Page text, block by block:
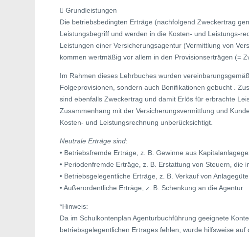
 Grundleistungen
Die betriebsbedingten Erträge (nachfolgend Zweckertrag
Leistungsbegriff und werden in die Kosten- und Leistungs-
Leistungen einer Versicherungsagentur (Vermittlung von
kommen wertmäßig vor allem in den Provisionserträgen (=
Im Rahmen dieses Lehrbuches wurden
Folgeprovisionen, sondern auch Bonifikationen gebucht .
sind ebenfalls Zweckertrag und damit Erlös für erbrachte
Zusammenhang mit der Versicherungsvermittlung und
Kosten- und Leistungsrechnung unberücksichtigt.
Neutrale Erträge sind:
• Betriebsfremde Erträge, z. B. Gewinne aus
• Periodenfremde Erträge, z. B. Erstattung von Steuern, die
• Betriebsgelegentliche Erträge, z. B. Verkauf von
• Außerordentliche Erträge, z. B. Schenkung an die Agentur
*Hinweis:
Da im Schulkontenplan Agenturbuchführung geeignete
betriebsgelegentlichen Ertrages fehlen, wurde hilfsweise